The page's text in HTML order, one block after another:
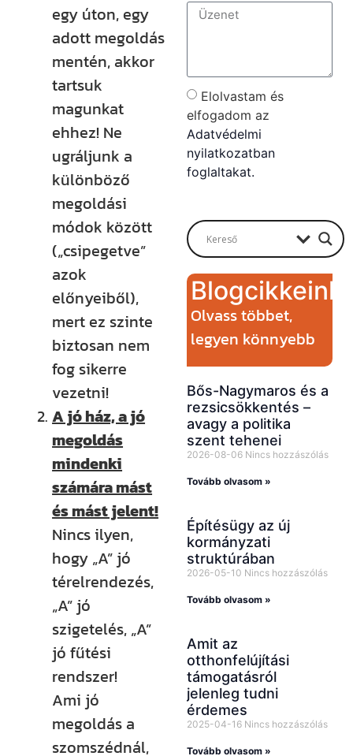
egy úton, egy
adott megoldás
mentén, akkor
tartsuk
magunkat
ehhez! Ne
ugráljunk a
különböző
megoldási
módok között
(„csipegetve”
azok
előnyeiből),
mert ez szinte
biztosan nem
fog sikerre
vezetni!
A jó ház, a jó
megoldás
mindenki
számára mást
és mást jelent!
Nincs ilyen,
hogy „A” jó
térelrendezés,
„A” jó
szigetelés, „A”
jó fűtési
rendszer!
Ami jó
megoldás a
szomszédnál,
Elolvastam és
elfogadom az
Adatvédelmi
nyilatkozatban
foglaltakat.
Blogcikkeink
Olvass többet,
legyen könnyebb
Bős-Nagymaros és a
rezsicsökkentés –
avagy a politika
szent tehenei
2026-08-06 Nincs hozzászólás
Tovább olvasom »
Építésügy az új
kormányzati
struktúrában
2026-05-10 Nincs hozzászólás
Tovább olvasom »
Amit az
otthonfelújítási
támogatásról
jelenleg tudni
érdemes
2025-04-16 Nincs hozzászólás
Tovább olvasom »